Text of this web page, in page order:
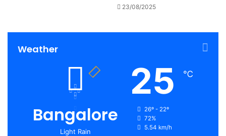
23/08/2025
Weather
Bangalore
Light Rain
25 ℃
26º - 22º
72%
5.54 km/h